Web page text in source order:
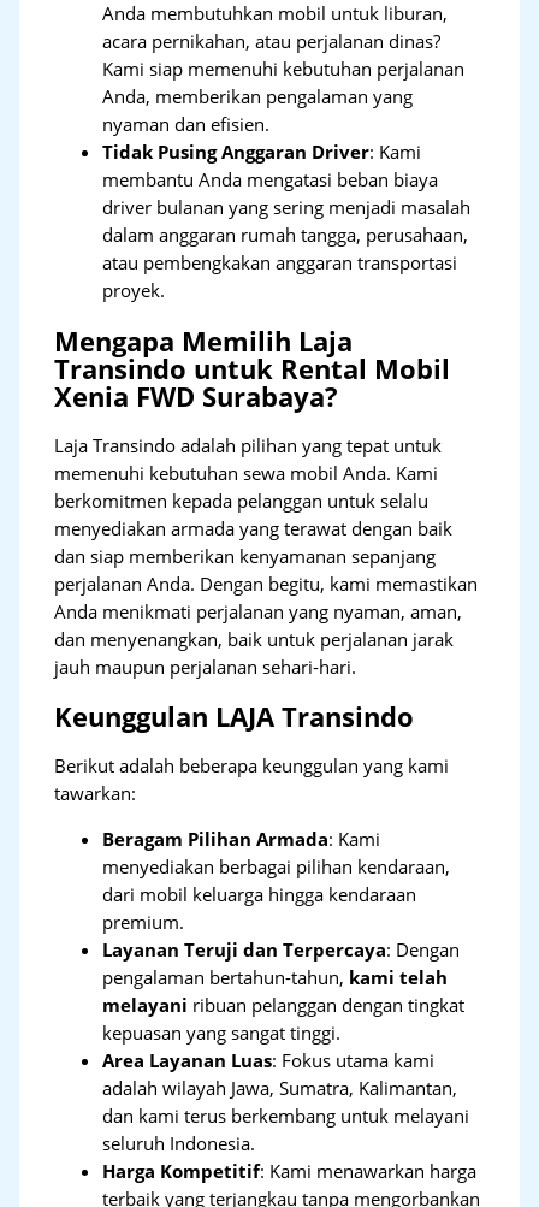
Anda membutuhkan mobil untuk liburan,
acara pernikahan, atau perjalanan dinas?
Kami siap memenuhi kebutuhan perjalanan
Anda, memberikan pengalaman yang
nyaman dan efisien.
Tidak Pusing Anggaran Driver: Kami
membantu Anda mengatasi beban biaya
driver bulanan yang sering menjadi masalah
dalam anggaran rumah tangga, perusahaan,
atau pembengkakan anggaran transportasi
proyek.
Mengapa Memilih Laja
Transindo untuk Rental Mobil
Xenia FWD Surabaya?
Laja Transindo adalah pilihan yang tepat untuk
memenuhi kebutuhan sewa mobil Anda. Kami
berkomitmen kepada pelanggan untuk selalu
menyediakan armada yang terawat dengan baik
dan siap memberikan kenyamanan sepanjang
perjalanan Anda. Dengan begitu, kami memastikan
Anda menikmati perjalanan yang nyaman, aman,
dan menyenangkan, baik untuk perjalanan jarak
jauh maupun perjalanan sehari-hari.
Keunggulan LAJA Transindo
Berikut adalah beberapa keunggulan yang kami
tawarkan:
Beragam Pilihan Armada: Kami
menyediakan berbagai pilihan kendaraan,
dari mobil keluarga hingga kendaraan
premium.
Layanan Teruji dan Terpercaya: Dengan
pengalaman bertahun-tahun, kami telah
melayani ribuan pelanggan dengan tingkat
kepuasan yang sangat tinggi.
Area Layanan Luas: Fokus utama kami
adalah wilayah Jawa, Sumatra, Kalimantan,
dan kami terus berkembang untuk melayani
seluruh Indonesia.
Harga Kompetitif: Kami menawarkan harga
terbaik yang terjangkau tanpa mengorbankan